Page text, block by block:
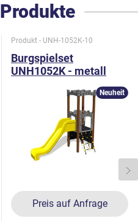
Produkte
Produkt - UNH-1052K-10
Burgspielset
UNH1052K - metall
Preis auf Anfrage
Neuheit